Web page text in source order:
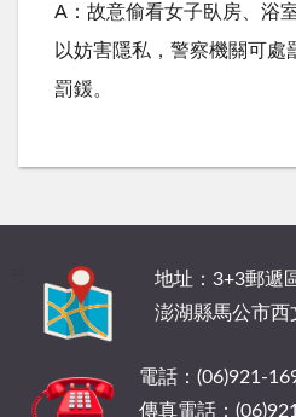
A：故意偷看女子臥房、浴
以妨害隱私，警察機關可處
罰鍰。
地址：3+3郵遞
澎湖縣馬公市西
電話：(06)921-
傳真電話：